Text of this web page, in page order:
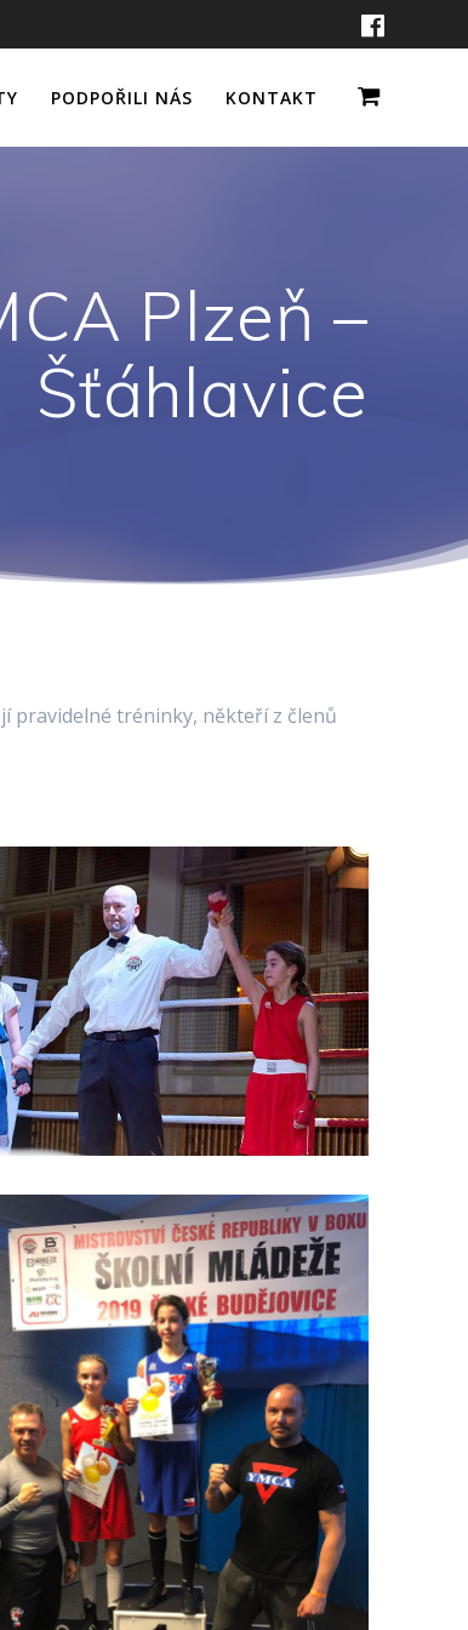
PODPOŘILI NÁS KONTAKT
Plzeň –
Šťáhlavice
pravidelné tréninky, někteří z členů